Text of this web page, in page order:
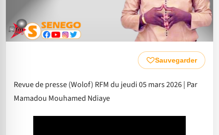
Sauvegarder
Revue de presse (Wolof) RFM du jeudi 05 mars 2026 | Par
Mamadou Mouhamed Ndiaye